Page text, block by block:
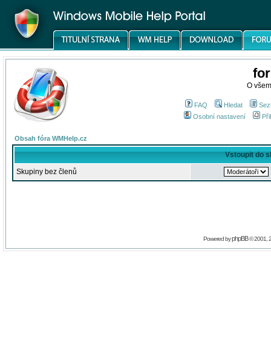
O
FAQ Hledat
Osobní nastavení
Obsah fóra WMHelp.cz
Vstoupit do
Skupiny bez členů
Powered byphpBB© 2001,